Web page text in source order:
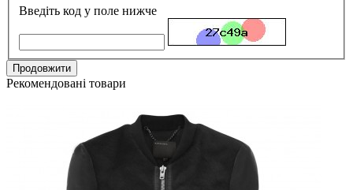
Введіть код у поле нижче
Продовжити
Рекомендовані товари